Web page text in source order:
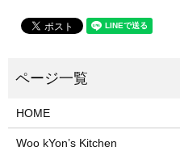
HOME
Woo kYon’s Kitchen